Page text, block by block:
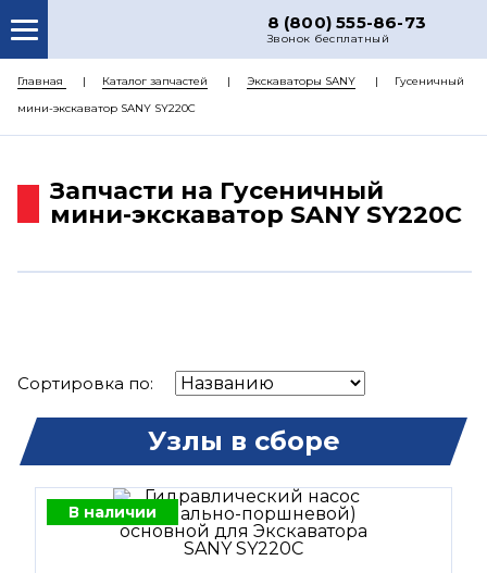
8 (800) 555-86-73
Звонок бесплатный
О НАС
КАТАЛОГ ЗАПЧАСТЕЙ
ДОСТАВКА
Главная Каталог запчастей Экскаваторы SANY
Гусеничный
мини-экскаватор SANY SY220C
Запчасти на Гусеничный
мини-экскаватор SANY SY220C
Сортировка по:
Узлы в сборе
В наличии